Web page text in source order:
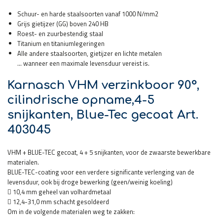
Schuur- en harde staalsoorten vanaf 1000 N/mm2
Grijs gietijzer (GG) boven 240 HB
Roest- en zuurbestendig staal
Titanium en titaniumlegeringen
Alle andere staalsoorten, gietijzer en lichte metalen
… wanneer een maximale levensduur vereist is.
Karnasch VHM verzinkboor 90°,
cilindrische opname,4-5
snijkanten, Blue-Tec gecoat Art.
403045
VHM + BLUE-TEC gecoat, 4 + 5 snijkanten, voor de zwaarste bewerkbare
materialen.
BLUE-TEC-coating voor een verdere significante verlenging van de
levensduur, ook bij droge bewerking (geen/weinig koeling)
 10,4 mm geheel van volhardmetaal
 12,4-31,0 mm schacht gesoldeerd
Om in de volgende materialen weg te zakken: